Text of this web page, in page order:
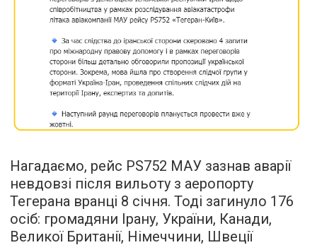
Нагадаємо, рейс PS752 МАУ зазнав аварії
невдовзі після вильоту з аеропорту
Тегерана вранці 8 січня. Тоді загинуло 176
осіб: громадяни Ірану, України, Канади,
Великої Британії, Німеччини, Швеції